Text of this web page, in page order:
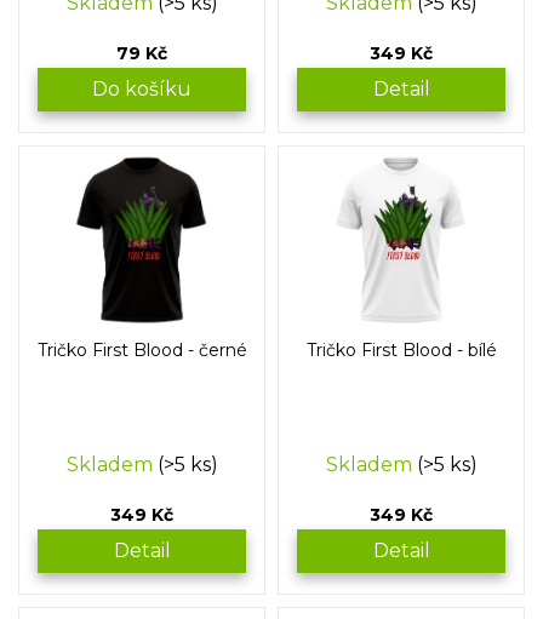
79 Kč
Do košíku
349 Kč
Detail
Tričko First Blood - černé
Skladem (>5 ks)
349 Kč
Detail
Tričko First Blood - bílé
Skladem (>5 ks)
349 Kč
Detail